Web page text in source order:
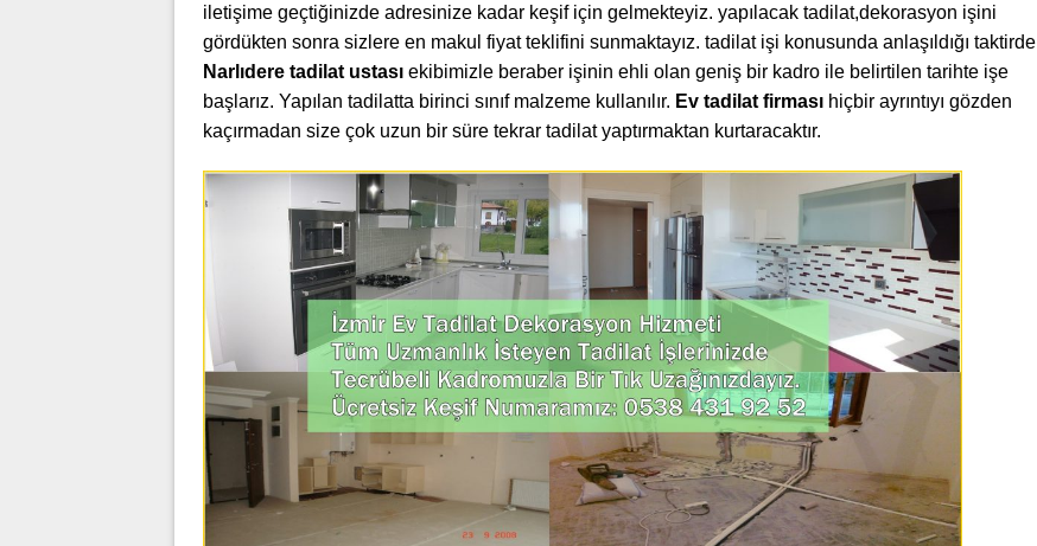
iletişime geçtiğinizde adresinize kadar keşif için gelmekteyiz. yapılacak tadilat,dekorasyon işini
gördükten sonra sizlere en makul fiyat teklifini sunmaktayız. tadilat işi konusunda anlaşıldığı taktirde
Narlıdere tadilat ustası ekibimizle beraber işinin ehli olan geniş bir kadro ile belirtilen tarihte işe
başlarız. Yapılan tadilatta birinci sınıf malzeme kullanılır. Ev tadilat firması hiçbir ayrıntıyı gözden
kaçırmadan size çok uzun bir süre tekrar tadilat yaptırmaktan kurtaracaktır.